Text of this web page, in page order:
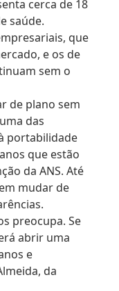
cerca de 18
saúde.
que
e os de
sem o
de plano sem
das
portabilidade
que estão
da ANS. Até
mudar de
preocupa. Se
abrir uma
e
da